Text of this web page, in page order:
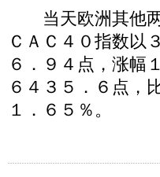
当天欧洲其他两
ＣＡＣ４０指数以
６．９４点，涨幅
６４３５．６点，
１．６５％。